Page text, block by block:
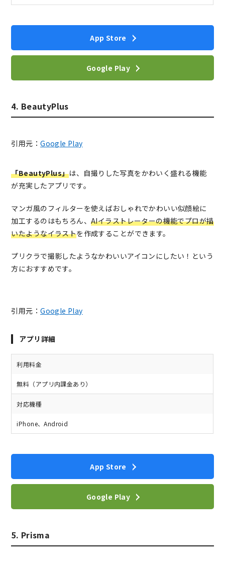
App Store
Google Play
4. BeautyPlus
引用元：Google Play
「BeautyPlus」は、自撮りした写真をかわいく盛れる機能
が充実したアプリです。
マンガ風のフィルターを使えばおしゃれでかわいい似顔絵に
加工するのはもちろん、AIイラストレーターの機能でプロが描
いたようなイラストを作成することができます。
プリクラで撮影したようなかわいいアイコンにしたい！という
方におすすめです。
引用元：Google Play
アプリ詳細
利用料金
無料（アプリ内課金あり）
対応機種
iPhone、Android
App Store
Google Play
5. Prisma